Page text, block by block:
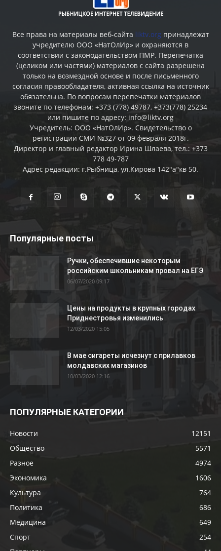
Все права на материалы веб-сайта liktv.org принадлежат
учредителю ООО «НатОлИр» и охраняются в
соответствии с законодательством ПМР. Перепечатка
(целиком или частями) материалов c сайта разрешена
только на возмездной основе и после письменного
согласия правообладателя, активная ссылка на источник
обязательна. По вопросам перепечатки материалов
звоните по телефонам: +373 (778) 49787, +373(778) 25234
или пишите по адресу: info@liktv.org
Учредитель: ООО «НатОлИр». Свидетельство о
регистрации СМИ №327 от 09 февраля 2018г.
Директор и главный редактор Ирина Шлаева, тел.: +373
778 49-787
Адрес редакции: г.Рыбница, ул.Кирова 142"а"кв 50.
Популярные посты
Ручки, обеспечившие некоторым
российским школьникам провал на ЕГЭ
06/07/2020 09:17
Цены на продукты в крупных городах
Приднестровья изменились
12/03/2020 15:05
В мае сигареты исчезнут с прилавков
молдавских магазинов
10/03/2020 12:16
ПОПУЛЯРНЫЕ КАТЕГОРИИ
Новости
12151
Общество
5571
Разное
4974
Экономика
1606
Культура
764
Политика
686
Медицина
649
Спорт
254